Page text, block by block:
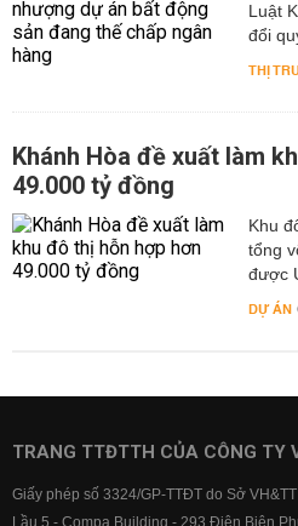
Luật
đổi
THỊ
Khánh Hòa đề xuất làm
49.000 tỷ đồng
Khu
tổng
được
DỰ ÁN
TRANG TTĐTTH CỦA CÔNG TY
Giấy phép số 3324/GP-TTĐT do Sở
Lầu 5 - Compa Building - 293 Điện Biên